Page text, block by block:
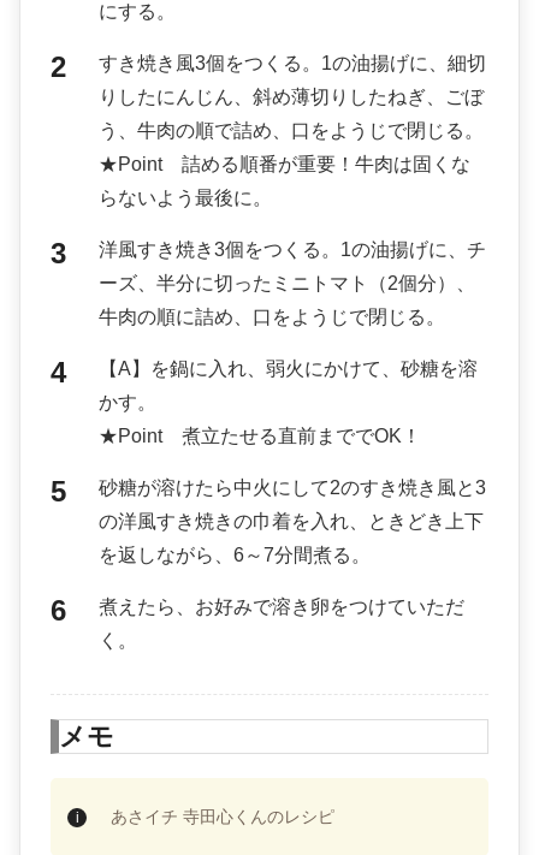
にする。
すき焼き風3個をつくる。1の油揚げに、細切
りしたにんじん、斜め薄切りしたねぎ、ごぼ
う、牛肉の順で詰め、口をようじで閉じる。
★Point 詰める順番が重要！牛肉は固くな
らないよう最後に。
洋風すき焼き3個をつくる。1の油揚げに、チ
ーズ、半分に切ったミニトマト（2個分）、
牛肉の順に詰め、口をようじで閉じる。
【A】を鍋に入れ、弱火にかけて、砂糖を溶
かす。
★Point 煮立たせる直前まででOK！
砂糖が溶けたら中火にして2のすき焼き風と3
の洋風すき焼きの巾着を入れ、ときどき上下
を返しながら、6～7分間煮る。
煮えたら、お好みで溶き卵をつけていただ
く。
メモ
あさイチ 寺田心くんのレシピ